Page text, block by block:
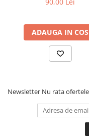
ADAUGA IN COS
Newsletter Nu rata